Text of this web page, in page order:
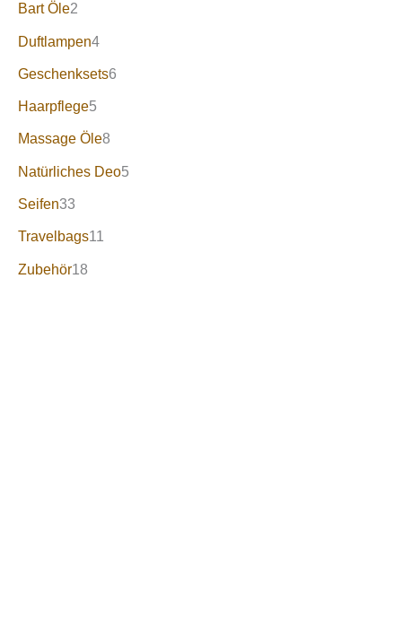
Bart Öle2
Duftlampen4
Geschenksets6
Haarpflege5
Massage Öle8
Natürliches Deo5
Seifen33
Travelbags11
Zubehör18